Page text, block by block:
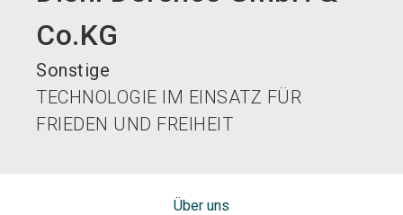
Co.KG
Sonstige
TECHNOLOGIE IM EINSATZ FÜR
FRIEDEN UND FREIHEIT
Über uns